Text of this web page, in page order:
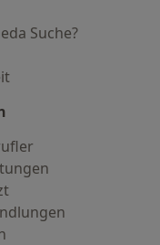
Suche?